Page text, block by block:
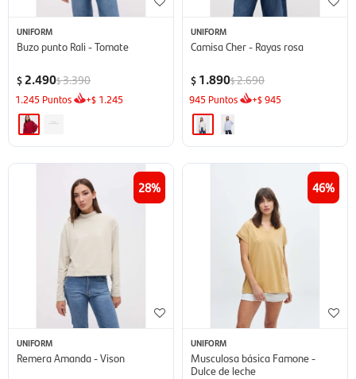
UNIFORM
Buzo punto Rali - Tomate
$ 2.490$3.390
1.245 Puntos +$ 1.245
UNIFORM
Camisa Cher - Rayas rosa
$ 1.890$2.690
945 Puntos +$945
28
UNIFORM
Remera Amanda - Vison
46
UNIFORM
Musculosa básica Famone -
Dulce de leche